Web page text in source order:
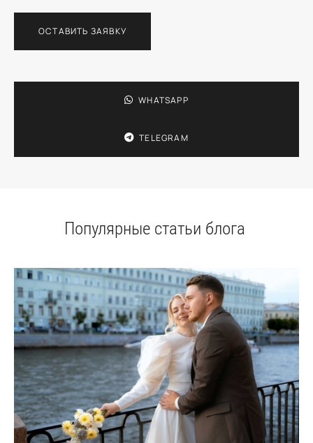
ОСТАВИТЬ ЗАЯВКУ
WHATSAPP
TELEGRAM
Популярные статьи блога